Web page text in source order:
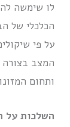
לו שימשה
הכלכלי של
על פי
המצב בצורה
ותחום
השלכות על